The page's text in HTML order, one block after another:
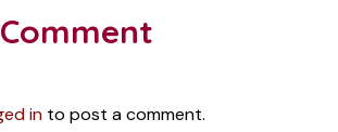
in to post a comment.